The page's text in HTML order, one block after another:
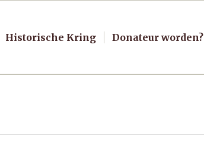
Historische Kring Donateur worden?